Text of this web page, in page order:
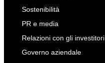
Sostenibilità
PR e media
Relazioni con gli investitori
Governo aziendale